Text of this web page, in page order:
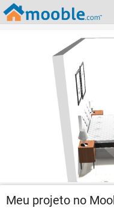
Meu projeto no